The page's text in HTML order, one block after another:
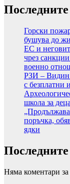
Горски
бушува до
ЕС и
чрез
военно
РЗИ –
с безплатни
школа за деца
поръчка,
ядки
Няма коментари за